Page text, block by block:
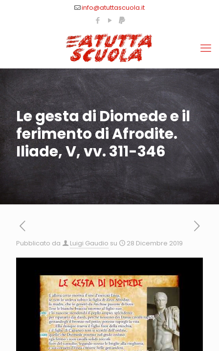
info@atuttascuola.it
Le gesta di Diomede e il
ferimento di Afrodite.
Iliade, V, vv. 311-346
Pubblicato da Luigi Gaudio su 28 Dicembre 2019